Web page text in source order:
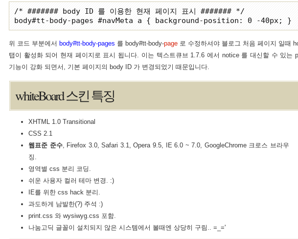
/* ####### body ID 를 이용한 현재 페이지 표시 ####### */
위 코드 부분에서 body#tt-body-pages 를 body#tt-body-page 로 수정하셔야 블로그 처음 페이지 일때
탭이 활성화 되어 현재 페이지로 표시 됩니다. 이는 텍스트큐브 1.7.6 에서 notice 를 대신할 수 있는
기능이 강화 되면서, 기본 페이지의 body ID 가 변경되었기 때문입니다.
whiteBoard 스킨 특징
XHTML 1.0 Transitional
CSS 2.1
웹표준 준수, Firefox 3.0, Safari 3.1, Opera 9.5, IE 6.0 ~ 7.0, GoogleChrome 크로스 브라우
징.
영역별 css 분리 코딩.
쉬운 사용자 컬러 테마 변경. :)
IE를 위한 css hack 분리.
과도하게 남발한(?) 주석 :)
print.css 와 wysiwyg.css 포함.
나눔고딕 글꼴이 설치되지 않은 시스템에서 볼때엔 상당히 구림.. =_='